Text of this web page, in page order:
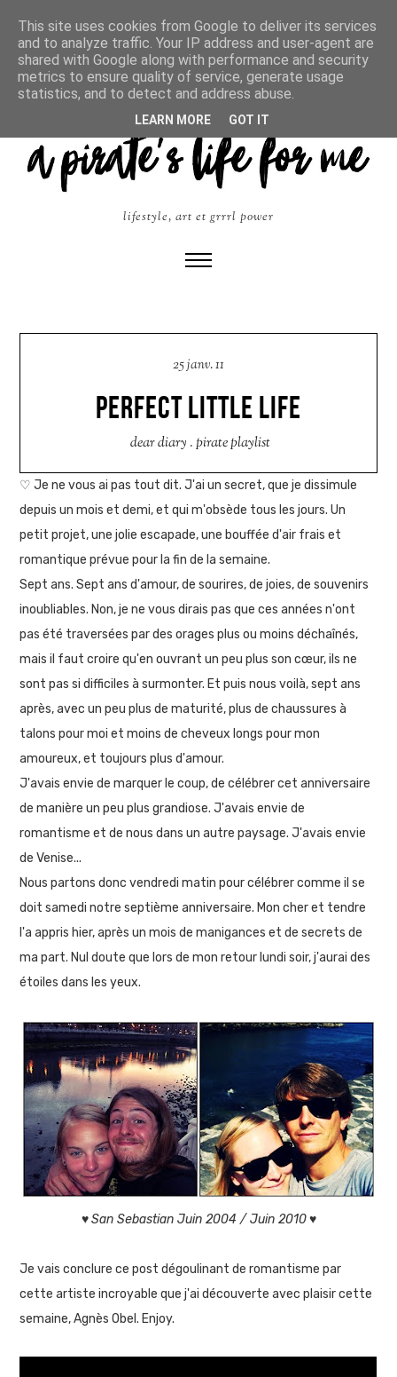
lifestyle, art et grrrl power
25 janv. 11
PERFECT LITTLE LIFE
dear diary .pirate playlist
♡ Je ne vous ai pas tout dit. J'ai un secret, que je dissimule
depuis un mois et demi, et qui m'obsède tous les jours. Un
petit projet, une jolie escapade, une bouffée d'air frais et
romantique prévue pour la fin de la semaine.
Sept ans. Sept ans d'amour, de sourires, de joies, de souvenirs
inoubliables. Non, je ne vous dirais pas que ces années n'ont
pas été traversées par des orages plus ou moins déchaînés,
mais il faut croire qu'en ouvrant un peu plus son cœur, ils ne
sont pas si difficiles à surmonter. Et puis nous voilà, sept ans
après, avec un peu plus de maturité, plus de chaussures à
talons pour moi et moins de cheveux longs pour mon
amoureux, et toujours plus d'amour.
J'avais envie de marquer le coup, de célébrer cet anniversaire
de manière un peu plus grandiose. J'avais envie de
romantisme et de nous dans un autre paysage. J'avais envie
de Venise...
Nous partons donc vendredi matin pour célébrer comme il se
doit samedi notre septième anniversaire. Mon cher et tendre
l'a appris hier, après un mois de manigances et de secrets de
ma part. Nul doute que lors de mon retour lundi soir, j'aurai des
étoiles dans les yeux.
♥San Sebastian Juin 2004 / Juin 2010♥
Je vais conclure ce post dégoulinant de romantisme par
cette artiste incroyable que j'ai découverte avec plaisir cette
semaine, Agnès Obel. Enjoy.
This site uses cookies from Google to deliver its services
and to analyze traffic. Your IP address and user-agent are
shared with Google along with performance and security
metrics to ensure quality of service, generate usage
statistics, and to detect and address abuse.
LEARN MORE GOT IT